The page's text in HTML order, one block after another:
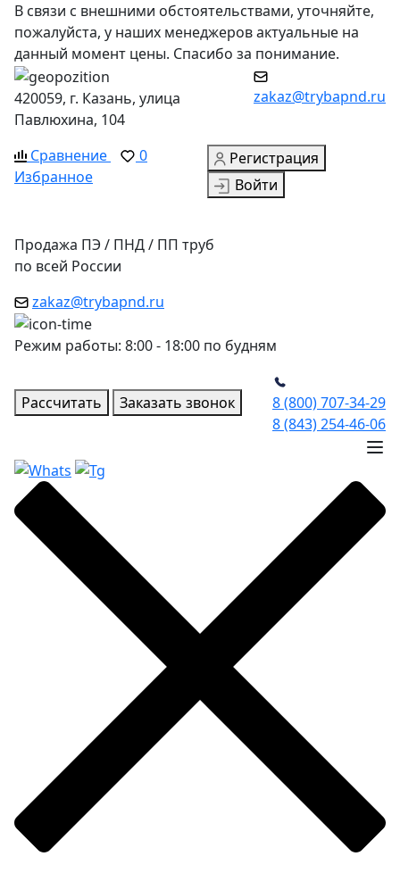
В связи с внешними обстоятельствами, уточняйте,
пожалуйста, у наших менеджеров актуальные на
данный момент цены. Спасибо за понимание.
420059, г. Казань, улица
Павлюхина, 104
zakaz@trybapnd.ru
Сравнение
0
Избранное
Регистрация
Войти
Продажа ПЭ / ПНД / ПП труб
по всей России
zakaz@trybapnd.ru
Режим работы: 8:00 - 18:00 по будням
Рассчитать Заказать звонок
8 (800) 707-34-29
8 (843) 254-46-06